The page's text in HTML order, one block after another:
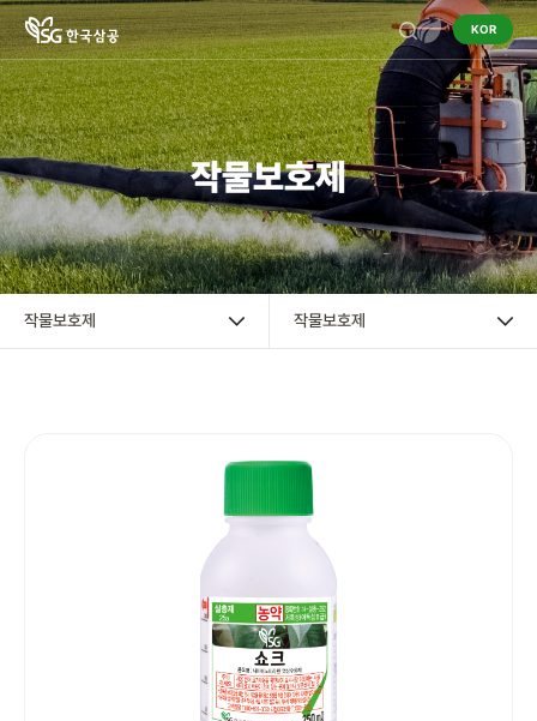
KOR
기업정보
작물보호제
작물보호제
작물보호제
작물보호제 작물보호제